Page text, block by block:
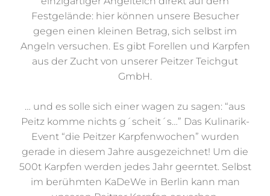
Eine große Attraktionen ist auch unser
einzigartiger Angelteich direkt auf dem
Festgelände: hier können unsere Besucher
gegen einen kleinen Betrag, sich selbst im
Angeln versuchen. Es gibt Forellen und Karpfen
aus der Zucht von unserer Peitzer Teichgut
… und es solle sich einer wagen zu sagen: “aus
Peitz komme nichts g´scheit´s…” Das Kulinarik-
Event “die Peitzer Karpfenwochen” wurden
gerade in diesem Jahre ausgezeichnet! Um die
500t Karpfen werden jedes Jahr geerntet. Selbst